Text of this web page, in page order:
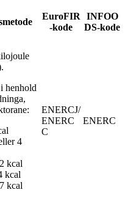
EuroFIR
-kode
INFOO
DS-kode
henhold
4
kcal
kcal
kcal
ENERCJ/
ENERC
C
ENERC